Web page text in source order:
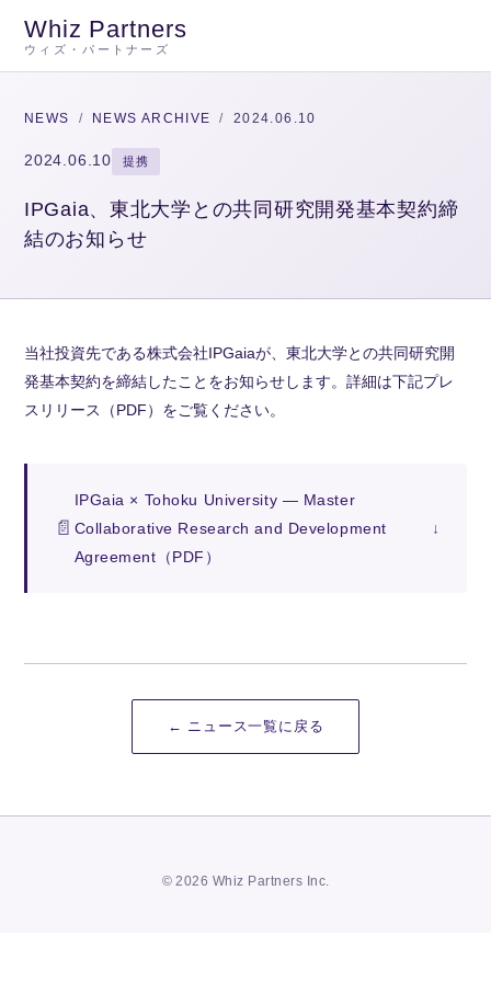
Whiz Partners
ウィズ・パートナーズ
NEWS / NEWS ARCHIVE / 2024.06.10
2024.06.10 提携
IPGaia、東北大学との共同研究開発基本契約締
結のお知らせ
当社投資先である株式会社IPGaiaが、東北大学との共同研究開
発基本契約を締結したことをお知らせします。詳細は下記プレ
スリリース（PDF）をご覧ください。
IPGaia × Tohoku University — Master
Collaborative Research and Development
Agreement（PDF）
← ニュース一覧に戻る
© 2026 Whiz Partners Inc.